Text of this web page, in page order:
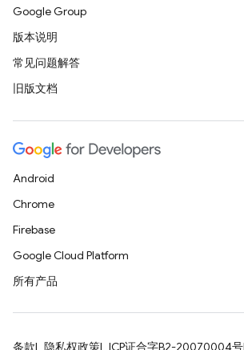
Google Group
版本说明
常见问题解答
旧版文档
Android
Chrome
Firebase
Google Cloud Platform
所有产品
条款 隐私权政策 ICP证合字B2-20070004号